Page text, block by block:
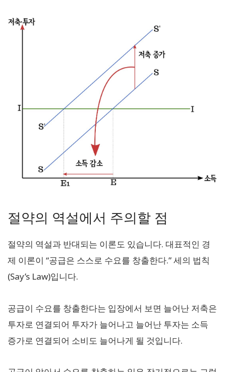
절약의 역설에서 주의할 점
절약의 역설과 반대되는 이론도 있습니다. 대표적인 경
제 이론이 “공급은 스스로 수요를 창출한다.” 세의 법칙
(Say’s Law)입니다.
공급이 수요를 창출한다는 입장에서 보면 늘어난 저축은
투자로 연결되어 투자가 늘어나고 늘어난 투자는 소득
증가로 연결되어 소비도 늘어나게 될 것입니다.